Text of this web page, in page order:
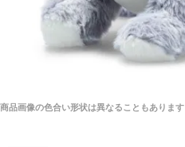
商品画像の色合い形状は異なることもあります